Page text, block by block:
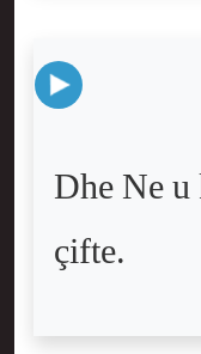
Dhe Ne
çifte.